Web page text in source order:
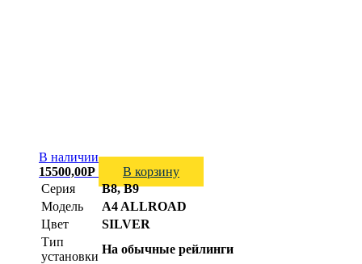
В наличии
15500,00Р
В корзину
Серия
B8, B9
Модель
A4 ALLROAD
Цвет
SILVER
Тип
установки
На обычные рейлинги